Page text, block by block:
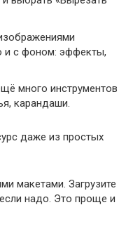
и с фоном: эффекты,
много инструментов
карандаши.
даже из простых
макетами. Загрузите
надо. Это проще и